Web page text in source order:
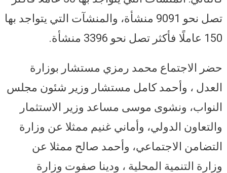
تصل نحو 9091 منشأة، والمنشآت التي يتواجد بها
150 عاملًا فأكثر تصل نحو 3396 منشأة.
حضر الاجتماع محمد رمزي مستشار بوزارة
العدل ، وأحمد كامل مستشار وزير شئون مجلس
النواب، ونشوى موسى مساعد وزير الاستثمار
والتعاون الدولي، وأماني غنيم ممثلا عن وزارة
التضامن الاجتماعي، وأحمد صالح ممثلا عن
وزارة التنمية المحلية ، ودينا صفوت وزارة